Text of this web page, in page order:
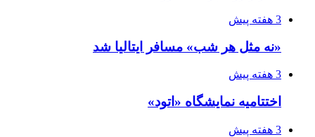
3 هفته پیش
«نه مثل هر شب» مسافر ایتالیا شد
3 هفته پیش
اختتامیه نمایشگاه «اتود»
3 هفته پیش